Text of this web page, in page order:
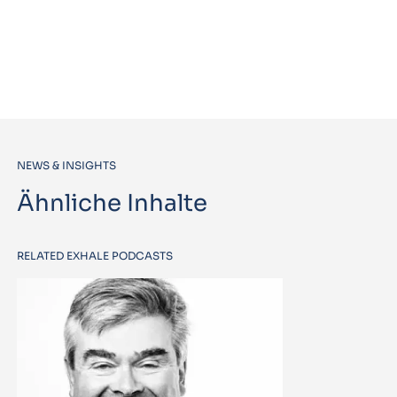
NEWS & INSIGHTS
Ähnliche Inhalte
RELATED EXHALE PODCASTS